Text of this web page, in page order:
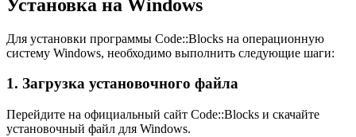
Установка на Windows
Для установки программы Code::Blocks на операционную
систему Windows, необходимо выполнить следующие шаги:
1. Загрузка установочного файла
Перейдите на официальный сайт Code::Blocks и скачайте
установочный файл для Windows.